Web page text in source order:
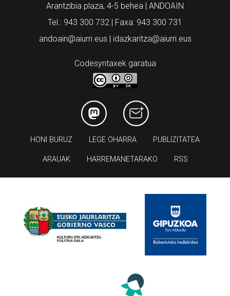
Arantzibia plaza, 4-5 behea | ANDOAIN
Tel.: 943 300 732 | Faxa: 943 300 731
andoain@aiurri.eus | idazkaritza@aiurri.eus
Codesyntaxek garatua
HONI BURUZ LEGE OHARRA PUBLIZITATEA
ARAUAK HARREMANETARAKO RSS